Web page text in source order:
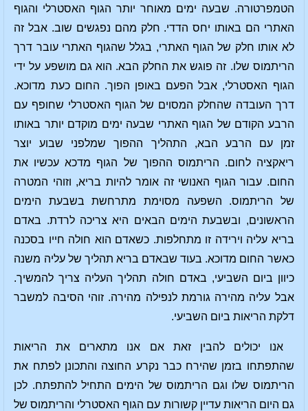
הטמפרטורה. שבעה ימים מאוחר יותר הגוף האסטרלי והגוף
האתרי הם באותו יחס הדדי. חלק מהם נפגשים שוב. אבל זה
לא אותו חלק של הגוף האתרי, בגלל שהגוף האתרי עובר דרך
הריתמוס שלו. זה פוגש את החלק הבא. הוא גם מושפע על ידי
הגוף האסטרלי, אבל הפעם באופן הפוך. החום כעת מדוכא.
דרך העובדה שהחלק המסוים של הגוף האסטרלי שחופף עם
הרבע הקודם של הגוף האתרי שבעה ימים מוקדם יותר באותו
זמן עם הרבע הבא, התהליך ההפוך שמלפני שבוע יוצר
ריאקציה לחום. הריתמוס ההפוך של הגוף מדכא עכשיו את
החום. עבור הגוף האנושי זה אומר להיות בריא, וזוהי המטרה
של הריתמוס. השפעה מסוימת מתרחשת בשבעת הימים
הראשונים, ובשבעת הימים הבאים היא צריכה לרדת. באדם
בריא עליה וירידה זו מתחלפות. כשאדם הוא חולה חייו בסכנה
כאשר החום מדוכא. בעוד שבאדם בריא תהליך של עליה משנה
כיוון ביום השביעי, באדם חולה תהליך העליה צריך להמשיך.
אבל עליה מהירה גורמת לנפילה מהירה. זוהי הסיבה למשבר
דלקת הריאות ביום השביעי.
אנו יכולים להבין זאת אם אנו מתארים את הריאות
שהתפתחו בזמן שהירח כבר נקרע החוצה והתכונן לפתח את
הריתמוס שלו וגם הריתמוס של הימים התחיל להתפתח. לכן
גם היום הריאות עדיין קשורות עם הגוף האסטרלי והריתמוס של